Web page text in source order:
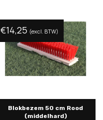
Blokbezem 50 cm Rood
(middelhard)
€14,25 (excl. BTW)